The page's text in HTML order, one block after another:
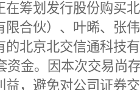
在筹划发行股份购买
限合伙）、叶晞、张
的北京北交信通科技
资金。因本次交易尚
益，避免对公司证券